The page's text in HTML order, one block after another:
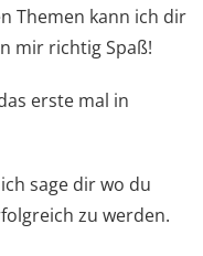
Themen kann ich dir
mir richtig Spaß!
erste mal in
sage dir wo du
zu werden.